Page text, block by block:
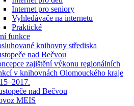
Internet pro seniory
Vyhledávače na internetu
Praktické
funkce
knihovny střediska
nad Bečvou
zajištění výkonu regionálních
v knihovnách Olomouckého kraje
nad Bečvou
MEIS